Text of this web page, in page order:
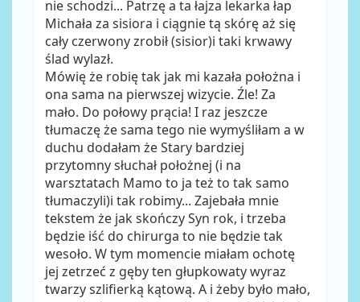
nie schodzi... Patrzę a ta łajza lekarka łap
Michała za sisiora i ciągnie tą skórę aż się
cały czerwony zrobił (sisior)i taki krwawy
ślad wylazł.
Mówię że robię tak jak mi kazała położna i
ona sama na pierwszej wizycie. Źle! Za
mało. Do połowy prącia! I raz jeszcze
tłumaczę że sama tego nie wymyśliłam a w
duchu dodałam że Stary bardziej
przytomny słuchał położnej (i na
warsztatach Mamo to ja też to tak samo
tłumaczyli)i tak robimy... Zajebała mnie
tekstem że jak skończy Syn rok, i trzeba
będzie iść do chirurga to nie będzie tak
wesoło. W tym momencie miałam ochotę
jej zetrzeć z gęby ten głupkowaty wyraz
twarzy szlifierką kątową. A i żeby było mało,